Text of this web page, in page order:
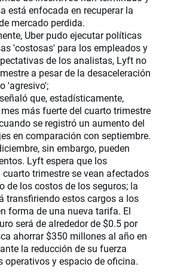
está enfocada en recuperar la
mercado perdida.
Uber pudo ejecutar políticas
'costosas' para los empleados y
de los analistas, Lyft no
a pesar de la desaceleración
'agresivo';
que, estadísticamente,
más fuerte del cuarto trimestre
se registró un aumento del
en comparación con septiembre.
sin embargo, pueden
Lyft espera que los
cuarto trimestre se vean afectados
de los costos de los seguros; la
transfiriendo estos cargos a los
forma de una nueva tarifa. El
será de alrededor de $0.5 por
ahorrar $350 millones al año en
la reducción de su fuerza
operativos y espacio de oficina.